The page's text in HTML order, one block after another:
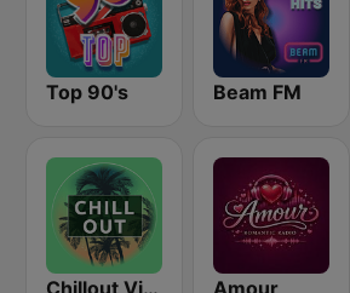
Top 90's Beam FM
Chillout Vibes Amour